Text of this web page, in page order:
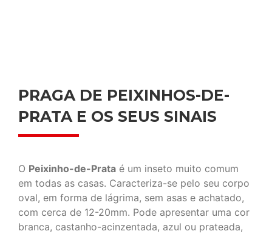
PRAGA DE PEIXINHOS-DE-
PRATA E OS SEUS SINAIS
O Peixinho-de-Prata é um inseto muito comum
em todas as casas. Caracteriza-se pelo seu corpo
oval, em forma de lágrima, sem asas e achatado,
com cerca de 12-20mm. Pode apresentar uma cor
branca, castanho-acinzentada, azul ou prateada,